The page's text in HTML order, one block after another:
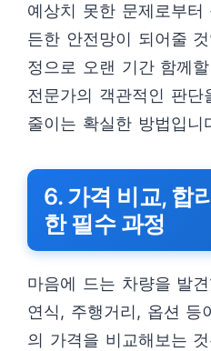
예상치 못한 문제로부
든한 안전망이 되어줄
정으로 오랜 기간 함께
전문가의 객관적인 판
줄이는 확실한 방법입니
6. 가격 비교, 합
한 필수 과정
마음에 드는 차량을 발
연식, 주행거리, 옵션 등
의 가격을 비교해보는